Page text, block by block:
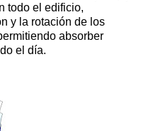
todo el edificio,
y la rotación de los
absorber
el día.